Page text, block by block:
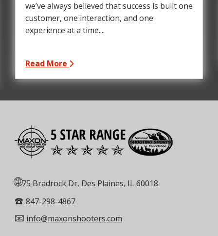
we’ve always believed that success is built one
customer, one interaction, and one
experience at a time....
Read More
🌐75 Bradrock Dr, Des Plaines, IL 60018
☎️ 847-298-4867
📧 info@maxonshooters.com